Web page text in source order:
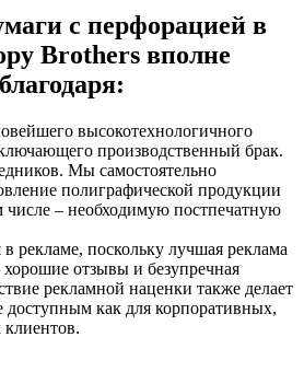
с перфорацией в
Brothers вполне
высокотехнологичного
производственный брак.
Мы самостоятельно
полиграфической продукции
числе – необходимую постпечатную
рекламе, поскольку лучшая реклама
отзывы и безупречная
рекламной наценки также делает
как для корпоративных,
клиентов.